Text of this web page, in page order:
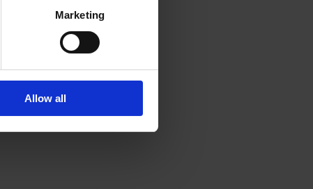
Marketing
Allow all